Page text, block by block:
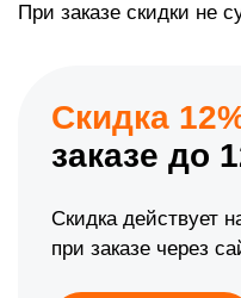
При заказе скидки не
Скидка
заказе до
Скидка действует
при заказе через